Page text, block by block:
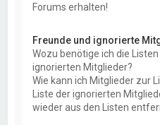
Forums erhalten!
Freunde und ignorierte
Wozu benötige ich die
ignorierten Mitglieder?
Wie kann ich Mitglieder zur
Liste der ignorierten
wieder aus den Listen